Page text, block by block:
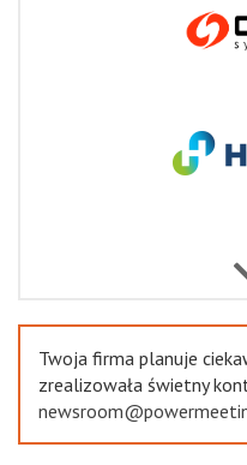
Twoja firma planuje
zrealizowała świetny